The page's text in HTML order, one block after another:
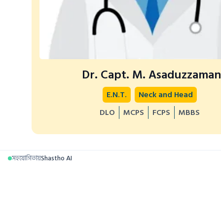
Dr. Capt. M. Asaduzzaman
E.N.T.
Neck and Head
DLO
MCPS FCPS MBBS
সহযোগিতায়Shastho AI